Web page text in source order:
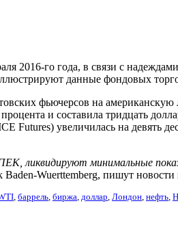
2016-го года, в связи с
данные фондовых
фьючерсов на
и составила тридцать
увеличилась на девять
ликвидируют минимальные
Wuerttemberg, пишут
, баррель, биржа, доллар, Лондон, нефть,